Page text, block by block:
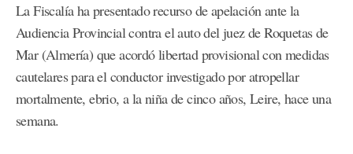
La Fiscalía ha presentado recurso de apelación ante la
Audiencia Provincial contra el auto del juez de Roquetas de
Mar (Almería) que acordó libertad provisional con medidas
cautelares para el conductor investigado por atropellar
mortalmente, ebrio, a la niña de cinco años, Leire, hace una
semana.